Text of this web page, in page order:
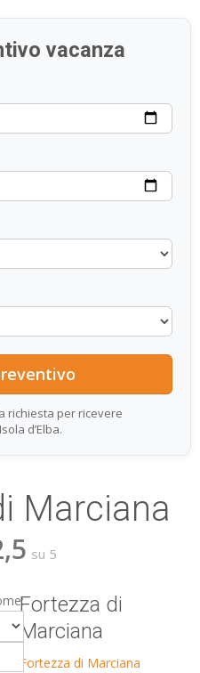
vacanza
richiesta per ricevere
d’Elba.
Marciana
su 5
Fortezza di
Marciana
Fortezza di Marciana